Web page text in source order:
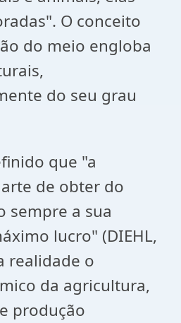
O conceito
do meio engloba
do seu grau
que "a
de obter do
sempre a sua
lucro" (DIEHL,
realidade o
da agricultura,
produção